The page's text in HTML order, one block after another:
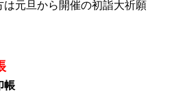
は元旦から開催の初詣大祈願
帳